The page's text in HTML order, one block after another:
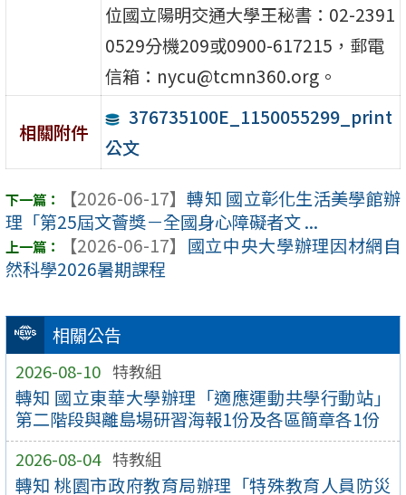
相關公告
2026-08-10 特教組
轉知 國立東華大學辦理「適應運動共學行動站」
第二階段與離島場研習海報1份及各區簡章各1份
2026-08-04 特教組
轉知 桃園市政府教育局辦理「特殊教育人員防災
位國立陽明交通大學王秘書：02-2391
0529分機209或0900-617215，郵電
信箱：nycu@tcmn360.org。
相關附件
376735100E_1150055299_print
公文
【2026-06-17】 轉知 國立彰化生活美學館辦
理「第25屆文薈獎－全國身心障礙者文 ...
【2026-06-17】 國立中央大學辦理因材網自
然科學2026暑期課程